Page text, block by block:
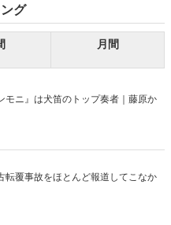
グ
月間
モニ』は犬笛のトップ奏者｜藤原か
転覆事故をほとんど報道してこなか